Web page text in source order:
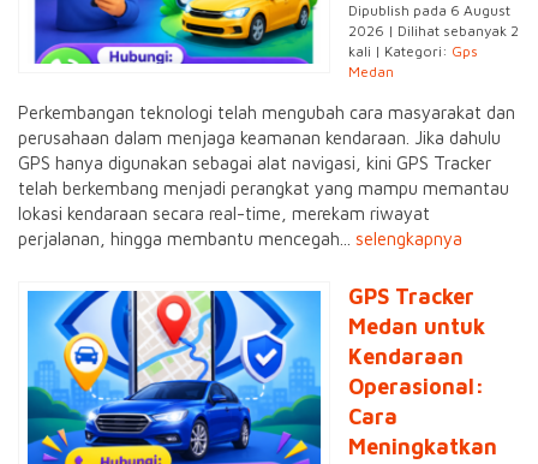
Dipublish pada 6 August
2026 | Dilihat sebanyak 2
kali | Kategori: Gps
Medan
Perkembangan teknologi telah mengubah cara masyarakat dan
perusahaan dalam menjaga keamanan kendaraan. Jika dahulu
GPS hanya digunakan sebagai alat navigasi, kini GPS Tracker
telah berkembang menjadi perangkat yang mampu memantau
lokasi kendaraan secara real-time, merekam riwayat
perjalanan, hingga membantu mencegah... selengkapnya
GPS Tracker
Medan untuk
Kendaraan
Operasional:
Cara
Meningkatkan